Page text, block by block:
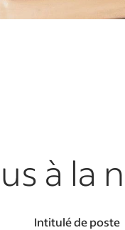
à la
Intitulé de poste